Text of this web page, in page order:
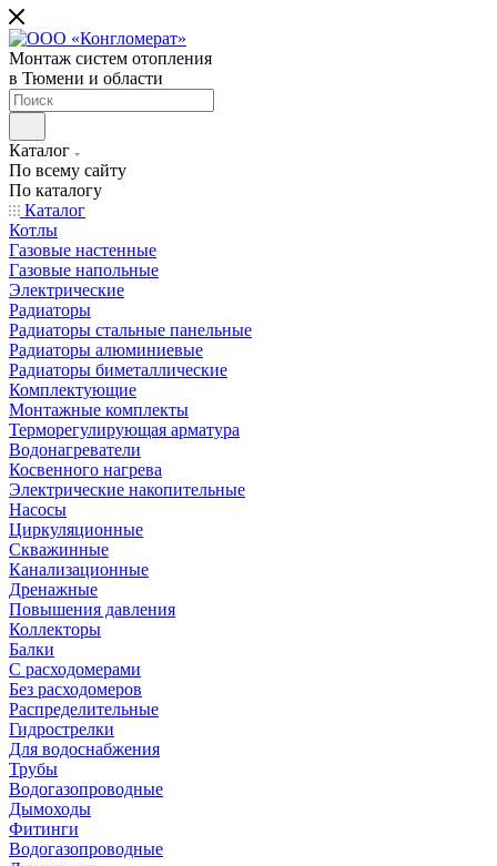
Монтаж систем отопления
в Тюмени и области
Каталог
По всему сайту
По каталогу
Каталог
Котлы
Газовые настенные
Газовые напольные
Электрические
Радиаторы
Радиаторы стальные панельные
Радиаторы алюминиевые
Радиаторы биметаллические
Комплектующие
Монтажные комплекты
Терморегулирующая арматура
Водонагреватели
Косвенного нагрева
Электрические накопительные
Насосы
Циркуляционные
Скважинные
Канализационные
Дренажные
Повышения давления
Коллекторы
Балки
С расходомерами
Без расходомеров
Распределительные
Гидрострелки
Для водоснабжения
Трубы
Водогазопроводные
Дымоходы
Фитинги
Водогазопроводные